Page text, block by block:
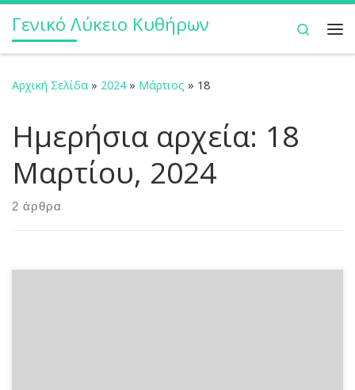
Μετάβαση στο περιεχόμενο
Γενικό Λύκειο Κυθήρων
Search
Αρχική Σελίδα » 2024 » Μάρτιος » 18
Ημερήσια αρχεία: 18
Μαρτίου, 2024
2 άρθρα